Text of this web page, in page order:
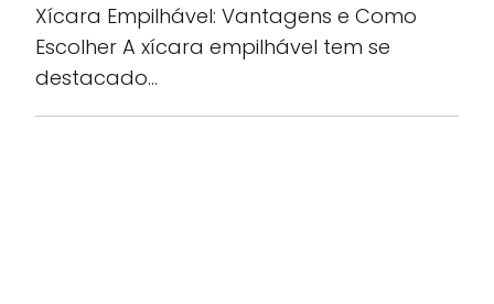
Xícara Empilhável: Vantagens e Como
Escolher A xícara empilhável tem se
destacado…